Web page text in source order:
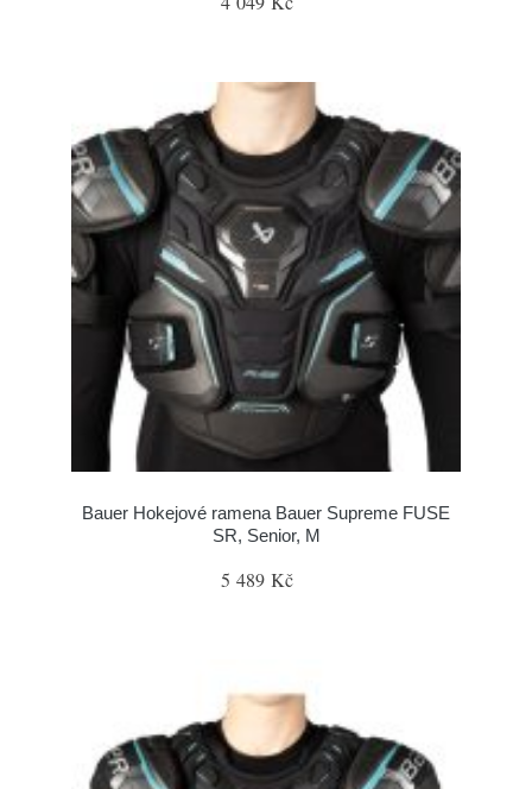
Bauer Hokejové ramena Bauer Supreme FUSE
SR, Senior, M
5 489 Kč